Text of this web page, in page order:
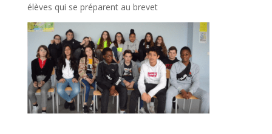
élèves qui se préparent au brevet